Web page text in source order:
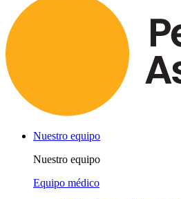
Nuestro equipo
Nuestro equipo
Equipo médico